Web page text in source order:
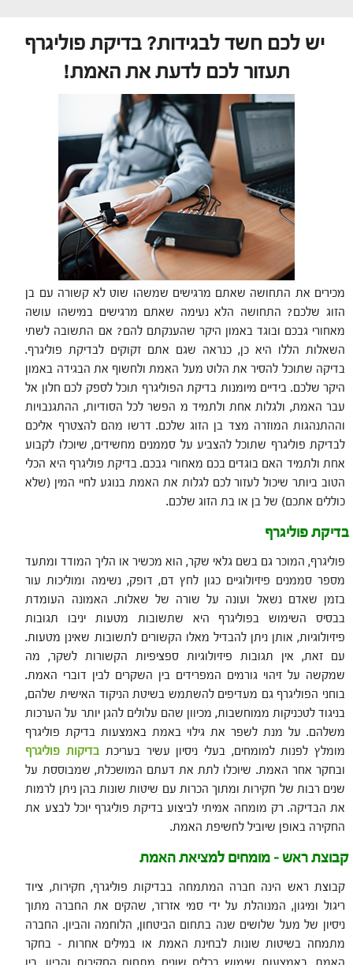
יש לכם חשד לבגידות? בדיקת פוליגרף
תעזור לכם לדעת את האמת!
מכירים את התחושה שאתם מרגישים שמשהו שוט לא קשורה עם בן
הזוג שלכם? התחושה הלא נעימה שאתם מרגישים במישהו עושה
מאחורי גבכם ובוגד באמון היקר שהענקתם להם? אם התשובה לשתי
השאלות הללו היא כן, כנראה שגם אתם זקוקים לבדיקת פוליגרף.
בדיקה שתוכל להסיר את הלוט מעל האמת ולחשוף את הבגידה באמון
היקר שלכם. בידיים מיומנות בדיקת הפוליגרף תוכל לספק לכם חלון אל
עבר האמת, ולגלות אחת ולתמיד מ הפשר לכל הסודיות, ההתגנבויות
וההתנהגות המוזרה מצד בן הזוג שלכם. דרשו מהם להצטרף אליכם
לבדיקת פוליגרף שתוכל להצביע על סממנים מחשידים, שיוכלו לקבוע
אחת ולתמיד האם בוגדים בכם מאחורי גבכם. בדיקת פוליגרף היא הכלי
הטוב ביותר שיכול לעזור לכם לגלות את האמת בנוגע לחיי המין (שלא
כוללים אתכם) של בן או בת הזוג שלכם.
בדיקת פוליגרף
פוליגרף, המוכר גם בשם גלאי שקר, הוא מכשיר או הליך המודד ומתעד
מספר סממנים פיזיולוגיים כגון לחץ דם, דופק, נשימה ומוליכות עור
בזמן שאדם נשאל ועונה על שורה של שאלות. האמונה העומדת
בבסיס השימוש בפוליגרף היא שתשובות מטעות יניבו תגובות
פיזיולוגיות, אותן ניתן להבדיל מאלו הקשורים לתשובות שאינן מטעות.
עם זאת, אין תגובות פיזיולוגיות ספציפיות הקשורות לשקר, מה
שמקשה על זיהוי גורמים המפרידים בין השקרים לבין דוברי האמת.
בוחני הפוליגרף גם מעדיפים להשתמש בשיטת הניקוד האישית שלהם,
בניגוד לטכניקות ממוחשבות, מכיוון שהם עלולים להגן יותר על הערכות
משלהם. על מנת לשפר את גילוי באמת באמצעות בדיקת פוליגרף
מומלץ לפנות למומחים, בעלי ניסיון עשיר בעריכת בדיקות פוליגרף
ובחקר אחר האמת. שיוכלו לתת את דעתם המושכלת, שמבוססת על
שנים רבות של חקירות ומתוך הכרות עם שיטות שונות בהן ניתן לרמות
את הבדיקה. רק מומחה אמיתי לביצוע בדיקת פוליגרף יוכל לבצע את
החקירה באופן שיוביל לחשיפת האמת.
קבוצת ראש – מומחים למציאת האמת
קבוצת ראש הינה חברה המתמחה בבדיקות פוליגרף, חקירות, ציוד
ריגול ומיגון, המנוהלת על ידי סמי אזרזר, שהקים את החברה מתוך
ניסיון של מעל שלושים שנה בתחום הביטחון, הלוחמה והביון. החברה
מתמחה בשיטות שונות לבחינת האמת או במילים אחרות – בחקר